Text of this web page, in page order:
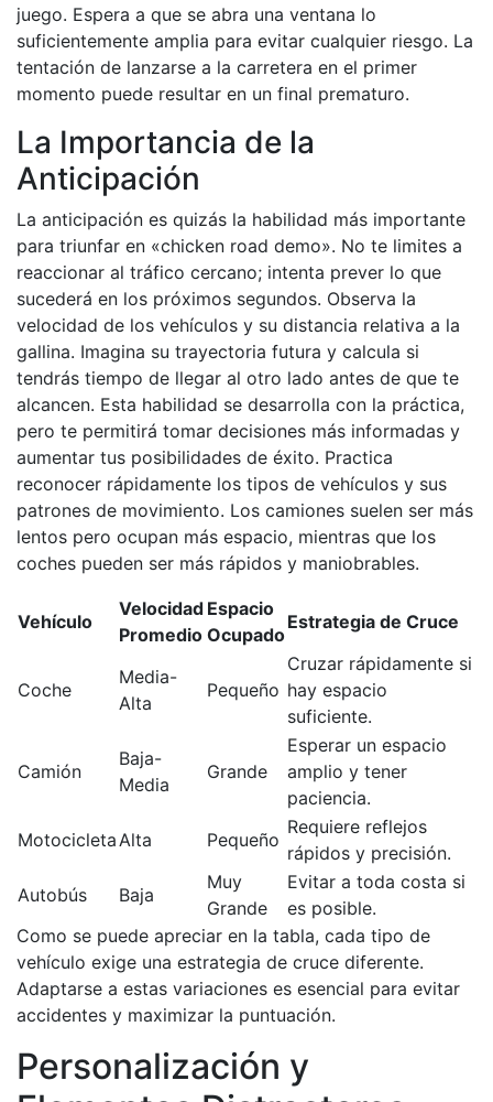
juego. Espera a que se abra una ventana lo
suficientemente amplia para evitar cualquier riesgo. La
tentación de lanzarse a la carretera en el primer
momento puede resultar en un final prematuro.
La Importancia de la
Anticipación
La anticipación es quizás la habilidad más importante
para triunfar en «chicken road demo». No te limites a
reaccionar al tráfico cercano; intenta prever lo que
sucederá en los próximos segundos. Observa la
velocidad de los vehículos y su distancia relativa a la
gallina. Imagina su trayectoria futura y calcula si
tendrás tiempo de llegar al otro lado antes de que te
alcancen. Esta habilidad se desarrolla con la práctica,
pero te permitirá tomar decisiones más informadas y
aumentar tus posibilidades de éxito. Practica
reconocer rápidamente los tipos de vehículos y sus
patrones de movimiento. Los camiones suelen ser más
lentos pero ocupan más espacio, mientras que los
coches pueden ser más rápidos y maniobrables.
Vehículo
Velocidad
Promedio
Espacio
Ocupado
Estrategia de Cruce
Coche
Media-
Alta
Pequeño
Cruzar rápidamente si
hay espacio
suficiente.
Camión
Baja-
Media
Grande
Esperar un espacio
amplio y tener
paciencia.
MotocicletaAlta Pequeño
Requiere reflejos
rápidos y precisión.
Autobús
Baja
Muy
Grande
Evitar a toda costa si
es posible.
Como se puede apreciar en la tabla, cada tipo de
vehículo exige una estrategia de cruce diferente.
Adaptarse a estas variaciones es esencial para evitar
accidentes y maximizar la puntuación.
Personalización y